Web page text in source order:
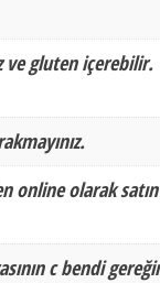
ve gluten içerebilir.
online olarak satın
c bendi